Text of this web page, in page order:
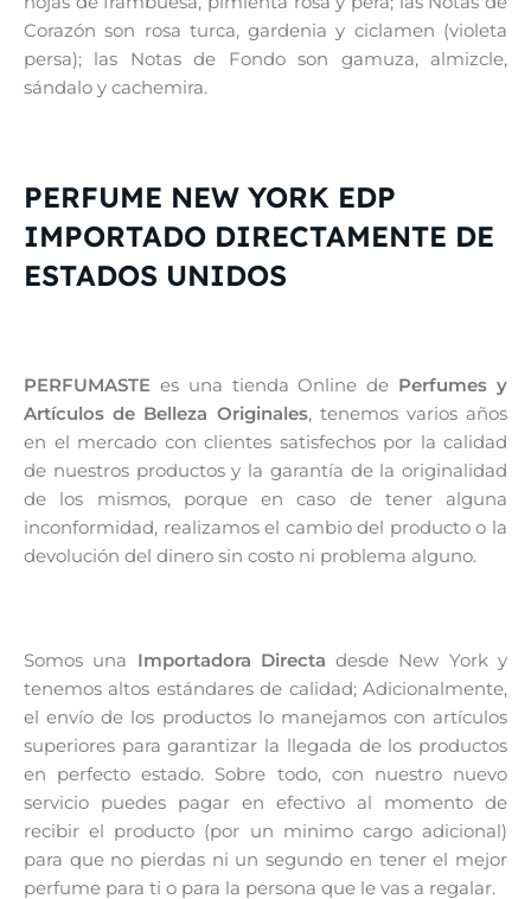
Corazón son rosa turca, gardenia y ciclamen (violeta
persa); las Notas de Fondo son gamuza, almizcle,
sándalo y cachemira.
PERFUME NEW YORK EDP
IMPORTADO DIRECTAMENTE DE
ESTADOS UNIDOS
PERFUMASTE es una tienda Online de Perfumes y
Artículos de Belleza Originales, tenemos varios años
en el mercado con clientes satisfechos por la calidad
de nuestros productos y la garantía de la originalidad
de los mismos, porque en caso de tener alguna
inconformidad, realizamos el cambio del producto o la
devolución del dinero sin costo ni problema alguno.
Somos una Importadora Directa desde New York y
tenemos altos estándares de calidad; Adicionalmente,
el envío de los productos lo manejamos con artículos
superiores para garantizar la llegada de los productos
en perfecto estado. Sobre todo, con nuestro nuevo
servicio puedes pagar en efectivo al momento de
recibir el producto (por un minimo cargo adicional)
para que no pierdas ni un segundo en tener el mejor
perfume para ti o para la persona que le vas a regalar.